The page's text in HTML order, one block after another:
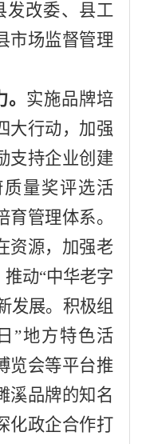
发改委、 县工
市场监督管理
实施品牌培
行动， 加强
支持企业创建
量奖评选活
管理体系。
资源，加强老
推动“中华老字
发展。 积极组
”地方特色活
览会等平台推
溪品牌的知名
化政企合作打